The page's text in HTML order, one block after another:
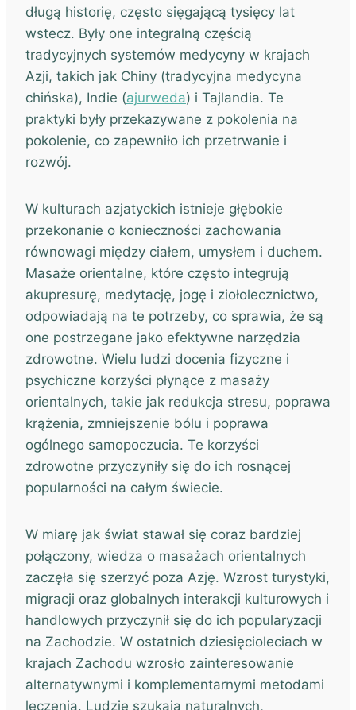
długą historię, często sięgającą tysięcy lat
wstecz. Były one integralną częścią
tradycyjnych systemów medycyny w krajach
Azji, takich jak Chiny (tradycyjna medycyna
chińska), Indie (ajurweda) i Tajlandia. Te
praktyki były przekazywane z pokolenia na
pokolenie, co zapewniło ich przetrwanie i
rozwój.
W kulturach azjatyckich istnieje głębokie
przekonanie o konieczności zachowania
równowagi między ciałem, umysłem i duchem.
Masaże orientalne, które często integrują
akupresurę, medytację, jogę i ziołolecznictwo,
odpowiadają na te potrzeby, co sprawia, że są
one postrzegane jako efektywne narzędzia
zdrowotne. Wielu ludzi docenia fizyczne i
psychiczne korzyści płynące z masaży
orientalnych, takie jak redukcja stresu, poprawa
krążenia, zmniejszenie bólu i poprawa
ogólnego samopoczucia. Te korzyści
zdrowotne przyczyniły się do ich rosnącej
popularności na całym świecie.
W miarę jak świat stawał się coraz bardziej
połączony, wiedza o masażach orientalnych
zaczęła się szerzyć poza Azję. Wzrost turystyki,
migracji oraz globalnych interakcji kulturowych i
handlowych przyczynił się do ich popularyzacji
na Zachodzie. W ostatnich dziesięcioleciach w
krajach Zachodu wzrosło zainteresowanie
alternatywnymi i komplementarnymi metodami
leczenia. Ludzie szukają naturalnych,